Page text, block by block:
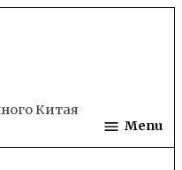
Китая
Menu